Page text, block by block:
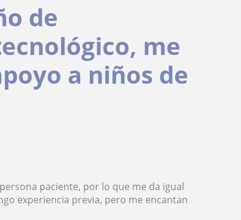
de
me
a niños de
paciente, por lo que me da igual
experiencia previa, pero me encantan